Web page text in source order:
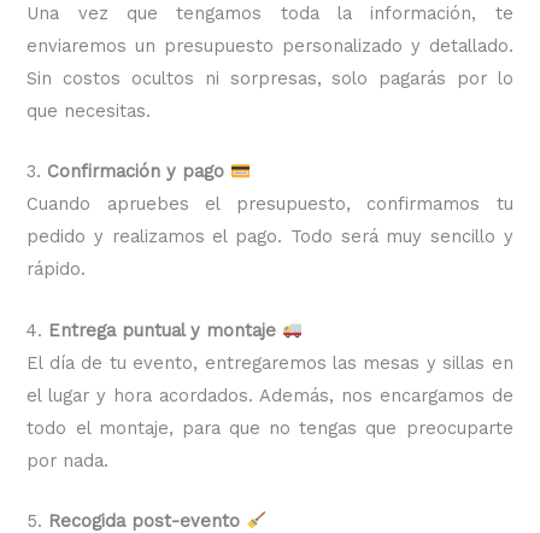
Una vez que tengamos toda la información, te
enviaremos un presupuesto personalizado y detallado.
Sin costos ocultos ni sorpresas, solo pagarás por lo
que necesitas.
3. Confirmación y pago
Cuando apruebes el presupuesto, confirmamos tu
pedido y realizamos el pago. Todo será muy sencillo y
rápido.
4. Entrega puntual y montaje
El día de tu evento, entregaremos las mesas y sillas en
el lugar y hora acordados. Además, nos encargamos de
todo el montaje, para que no tengas que preocuparte
por nada.
5. Recogida post-evento